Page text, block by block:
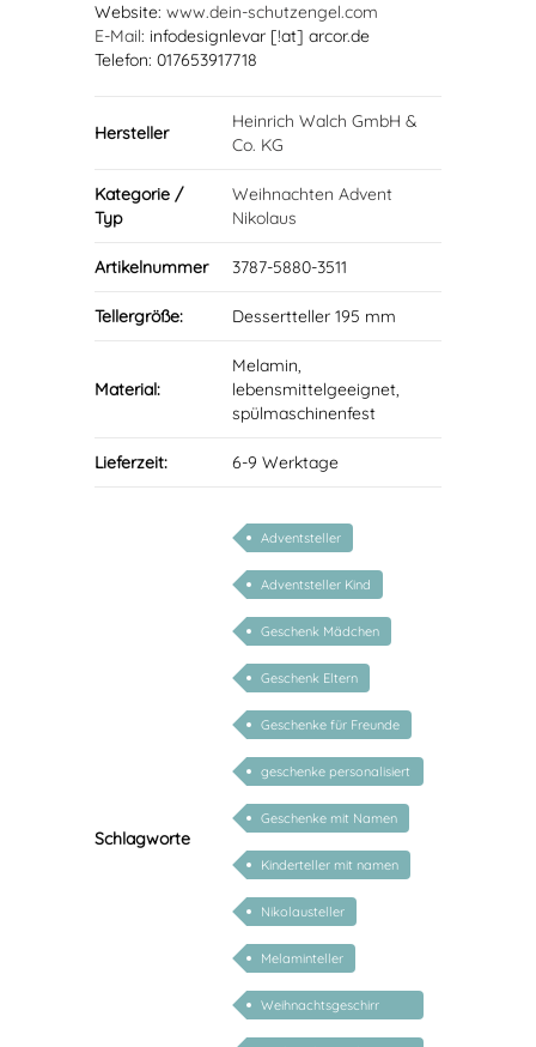
Website: www.dein-schutzengel.com
E-Mail: infodesignlevar [!at] arcor.de
Telefon: 017653917718
Hersteller
Heinrich Walch GmbH &
Co. KG
Kategorie /
Typ
Weihnachten Advent
Nikolaus
Artikelnummer 3787-5880-3511
Tellergröße: Dessertteller 195 mm
Material:
Melamin,
lebensmittelgeeignet,
spülmaschinenfest
Lieferzeit: 6-9 Werktage
Schlagworte
Adventsteller
Adventsteller Kind
Geschenk Mädchen
Geschenk Eltern
Geschenke für Freunde
geschenke personalisiert
kinder
Geschenke mit Namen
Kinderteller mit namen
Nikolausteller
Melaminteller
Weihnachtsgeschirr
Kinder